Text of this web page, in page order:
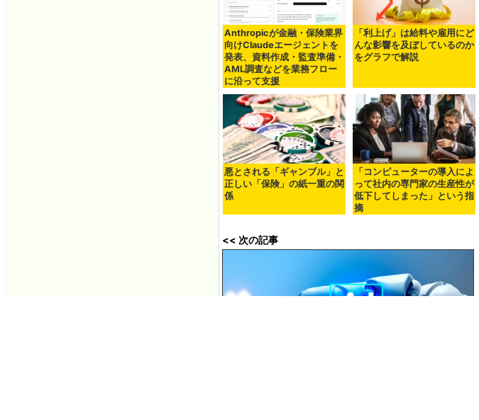
Anthropicが金融・保険業界
向けClaudeエージェントを
発表、資料作成・監査準備・
AML調査などを業務フロー
に沿って支援
「利上げ」は給料や雇用にど
んな影響を及ぼしているのか
をグラフで解説
悪とされる「ギャンブル」と
正しい「保険」の紙一重の関
係
「コンピューターの導入によ
って社内の専門家の生産性が
低下してしまった」という指
摘
<< 次の記事